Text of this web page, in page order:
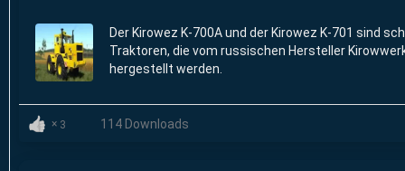
Der Kirowez K-700A und der Kirowez K-701 sind
Traktoren, die vom russischen Hersteller
hergestellt werden.
3 114 Downloads